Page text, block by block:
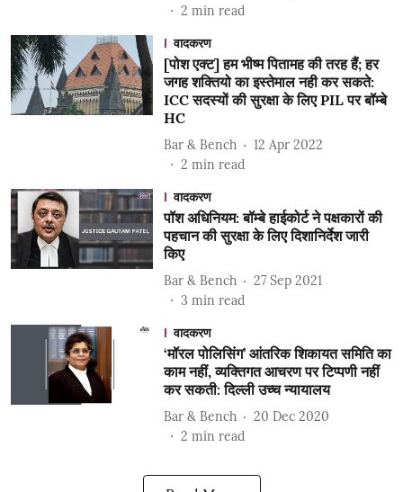
2 min read
वादकरण
[पोश एक्ट] हम भीष्म पितामह की तरह हैं; हर
जगह शक्तियो का इस्तेमाल नही कर सकते:
ICC सदस्यों की सुरक्षा के लिए PIL पर बॉम्बे
HC
Bar & Bench
12 Apr 2022
2 min read
वादकरण
पॉश अधिनियम: बॉम्बे हाईकोर्ट ने पक्षकारों की
पहचान की सुरक्षा के लिए दिशानिर्देश जारी
किए
Bar & Bench
27 Sep 2021
3 min read
वादकरण
‘मॉरल पोलिसिंग’ आंतरिक शिकायत समिति का
काम नहीं, व्यक्तिगत आचरण पर टिप्पणी नहीं
कर सकती: दिल्ली उच्च न्यायालय
Bar & Bench
20 Dec 2020
2 min read